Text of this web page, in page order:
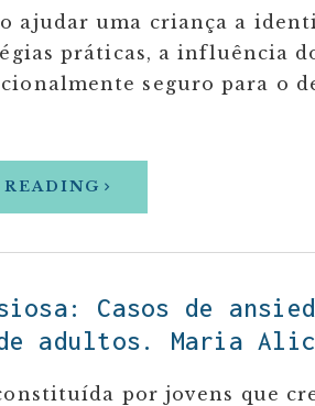
ajudar uma criança a
práticas, a influência
seguro para o
Casos de
adultos. Maria
por jovens que